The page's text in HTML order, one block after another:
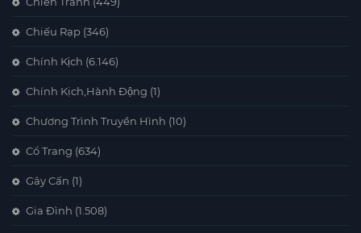
Chiếu Rạp (346)
Chính Kịch (6.146)
Chính Kịch,Hành Động (1)
Chương Trình Truyền Hình (10)
Cổ Trang (634)
Gây Cấn (1)
Gia Đình (1.508)